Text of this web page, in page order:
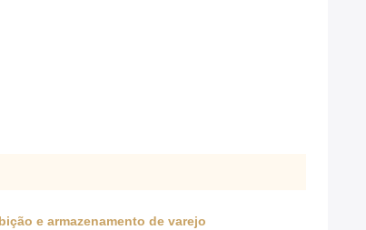
e armazenamento de varejo